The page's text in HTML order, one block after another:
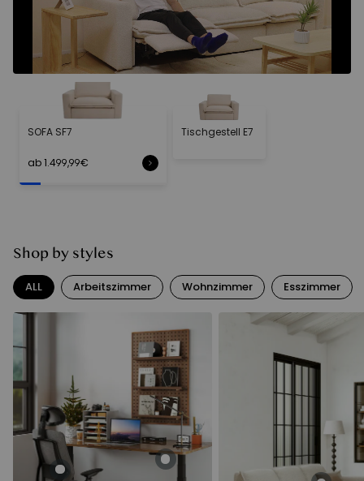
SOFA SF7
ab 1.499,99€
Tischgestell E7
Shop by styles
ALL Arbeitszimmer Wohnzimmer Esszimmer